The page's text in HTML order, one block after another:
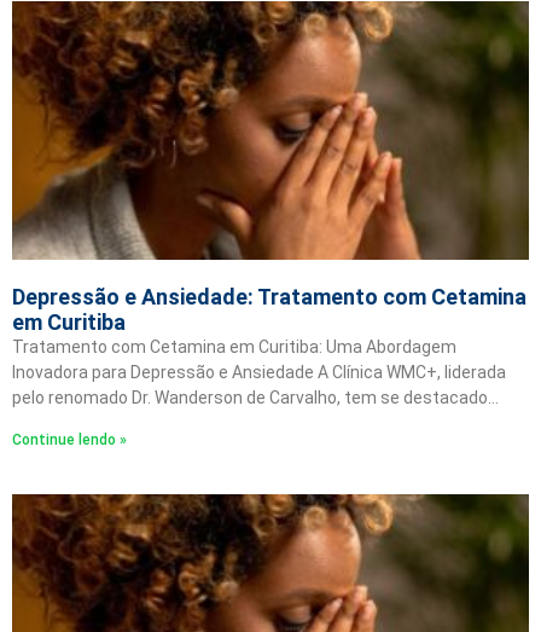
Depressão e Ansiedade: Tratamento com Cetamina
em Curitiba
Tratamento com Cetamina em Curitiba: Uma Abordagem
Inovadora para Depressão e Ansiedade A Clínica WMC+, liderada
pelo renomado Dr. Wanderson de Carvalho, tem se destacado…
Continue lendo »